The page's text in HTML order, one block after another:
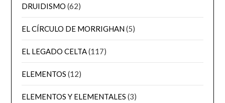
DRUIDISMO (62)
EL CÍRCULO DE MORRIGHAN(5)
EL LEGADO CELTA(117)
ELEMENTOS (12)
ELEMENTOS Y ELEMENTALES (3)